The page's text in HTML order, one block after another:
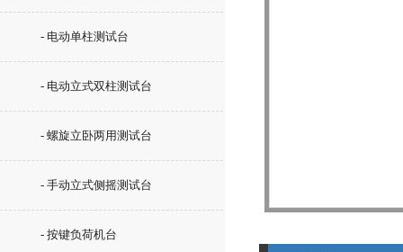
- 电动单柱测试台
- 电动立式双柱测试台
- 螺旋立卧两用测试台
- 手动立式侧摇测试台
- 按键负荷机台